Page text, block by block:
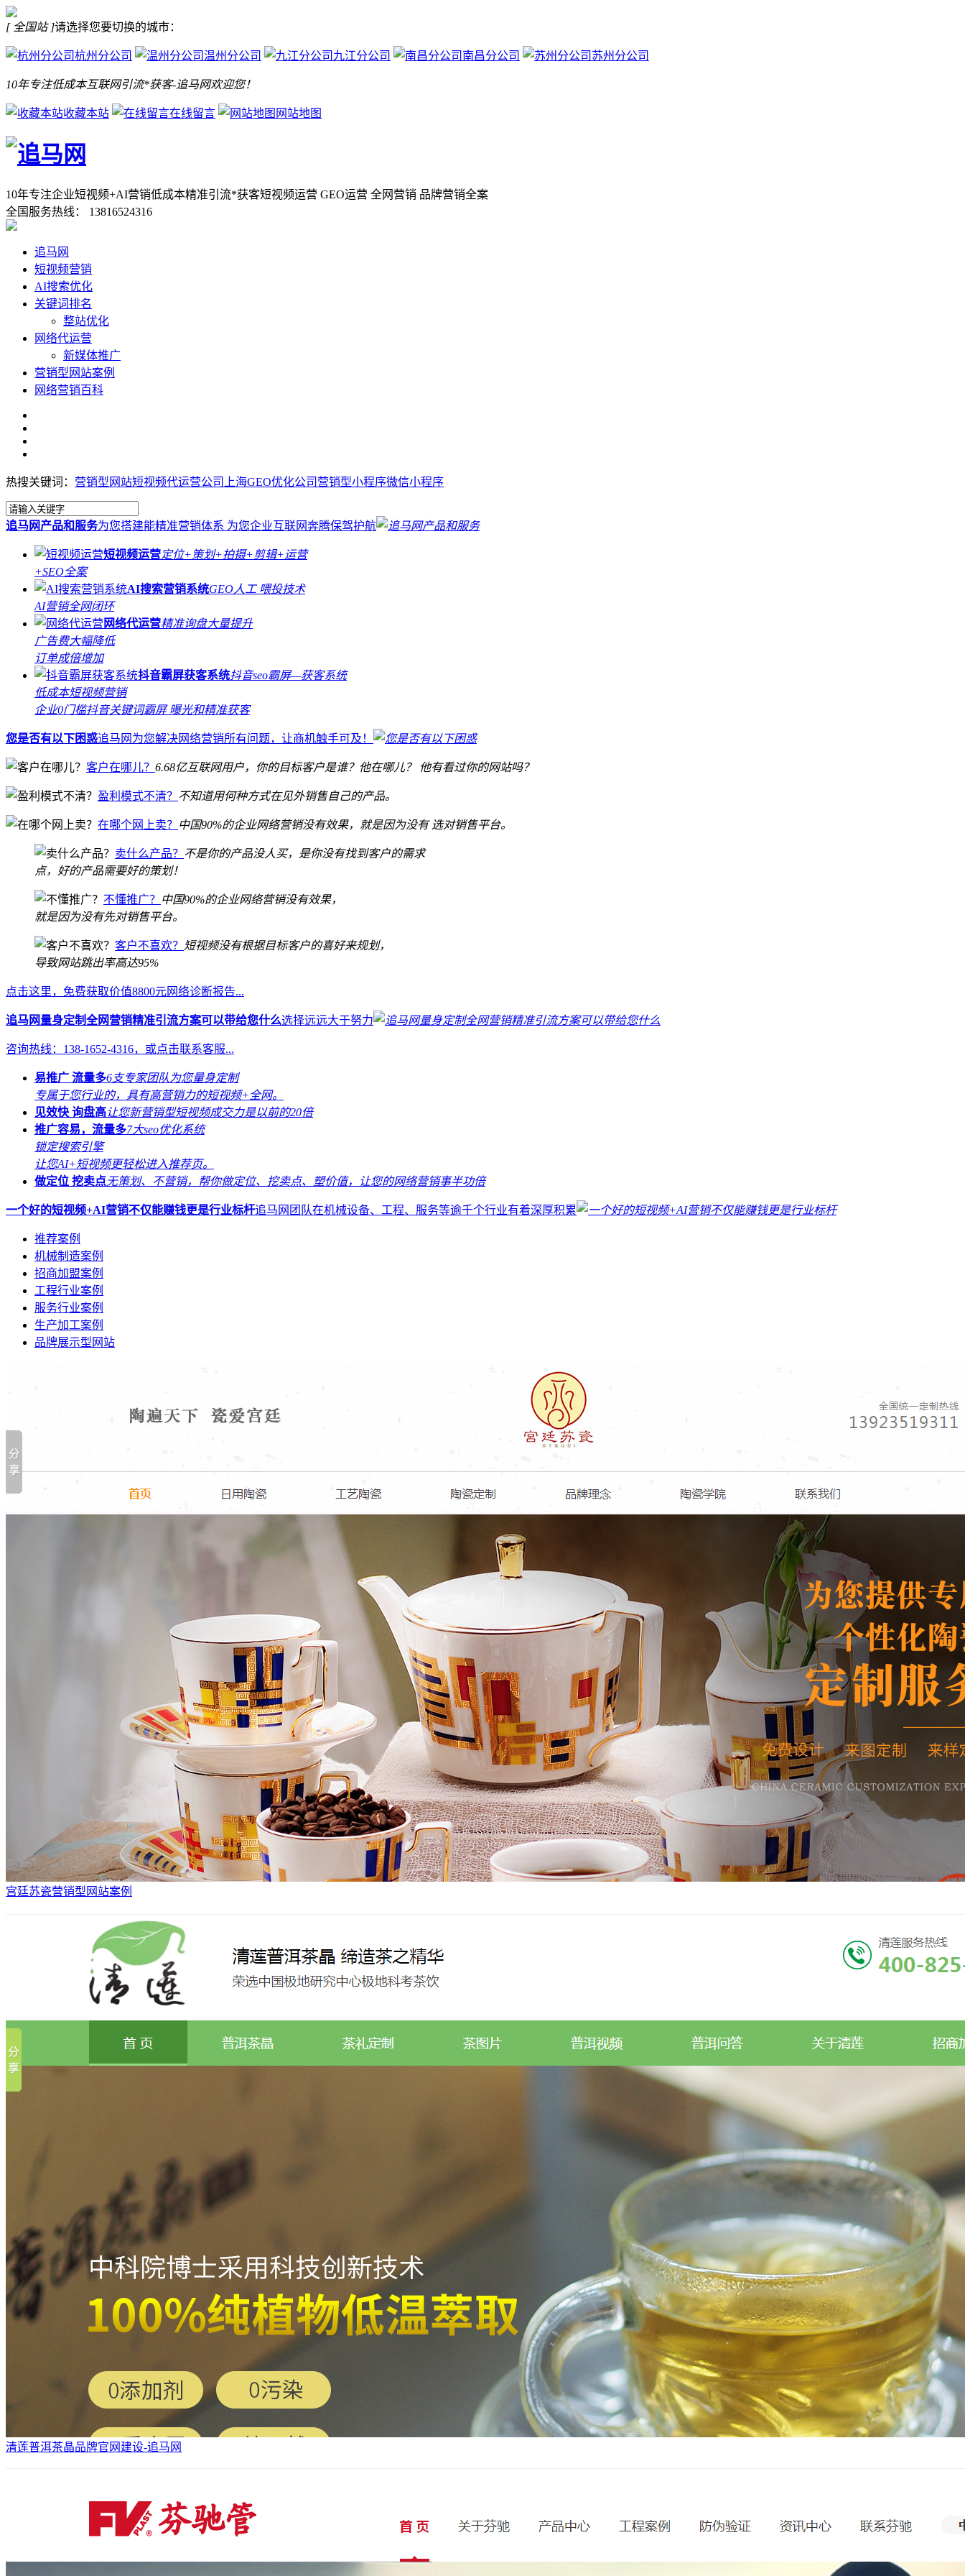
[ 全国站 ]请选择您要切换的城市：
杭州分公司 温州分公司 九江分公司 南昌分公司 苏州分公司
10年专注低成本互联网引流*获客-追马网欢迎您！
收藏本站 在线留言 网站地图
10年专注企业短视频+AI营销低成本精准引流*获客短视频运营 GEO运营 全网营销 品牌营销全案
全国服务热线： 13816524316
追马网
短视频营销
AI搜索优化
关键词排名
整站优化
网络代运营
新媒体推广
营销型网站案例
网络营销百科
热搜关键词： 营销型网站短视频代运营公司 上海GEO优化公司 营销型小程序微信小程序
追马网产品和服务为您搭建能精准营销体系 为您企业互联网奔腾保驾护航
短视频运营定位+策划+拍摄+剪辑+运营
+SEO全案
AI搜索营销系统GEO人工 喂投技术
AI营销全网闭环
网络代运营精准询盘大量提升
广告费大幅降低
订单成倍增加
抖音霸屏获客系统抖音seo霸屏—获客系统
低成本短视频营销
企业0门槛抖音关键词霸屏 曝光和精准获客
您是否有以下困惑追马网为您解决网络营销所有问题，让商机触手可及！
客户在哪儿？ 6.68亿互联网用户，你的目标客户是谁？他在哪儿？ 他有看过你的网站吗？
盈利模式不清？ 不知道用何种方式在见外销售自己的产品。
在哪个网上卖？ 中国90%的企业网络营销没有效果，就是因为没有 选对销售平台。
卖什么产品？ 不是你的产品没人买，是你没有找到客户的需求
点，好的产品需要好的策划！
不懂推广？ 中国90%的企业网络营销没有效果，
就是因为没有先对销售平台。
客户不喜欢？ 短视频没有根据目标客户的喜好来规划，
导致网站跳出率高达95%
点击这里，免费获取价值8800元网络诊断报告...
追马网量身定制全网营销精准引流方案可以带给您什么选择远远大于努力
咨询热线：138-1652-4316，或点击联系客服...
易推广 流量多6支专家团队为您量身定制
专属于您行业的，具有高营销力的短视频+全网。
见效快 询盘高让您新营销型短视频成交力是以前的20倍
推广容易，流量多7大seo优化系统
锁定搜索引擎
让您AI+短视频更轻松进入推荐页。
做定位 挖卖点无策划、不营销，帮你做定位、挖卖点、塑价值，让您的网络营销事半功倍
一个好的短视频+AI营销不仅能赚钱更是行业标杆追马网团队在机械设备、工程、服务等逾千个行业有着深厚积累
推荐案例
机械制造案例
招商加盟案例
工程行业案例
服务行业案例
生产加工案例
品牌展示型网站
宫廷苏瓷营销型网站案例
清莲普洱茶晶品牌官网建设-追马网